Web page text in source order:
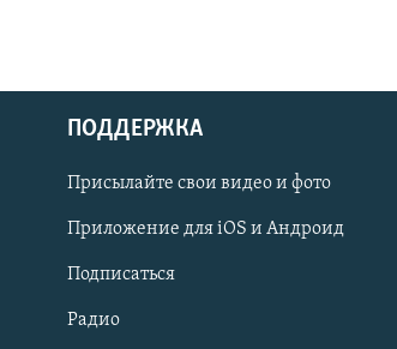
Українською
Qırımtatar
ПРИСОЕДИНЯЙТЕСЬ!
ПОДДЕРЖКА
Присылайте свои видео и фото
Приложение для iOS и Андроид
Подписаться
Радио